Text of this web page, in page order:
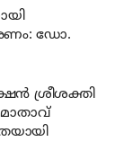
ഡോ.
ശ്രീശക്തി